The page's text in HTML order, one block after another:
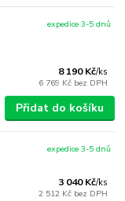
8 190 Kč/ks
6 769 Kč bez DPH
expedice 3-5 dnů
Přidat do košíku
3 040 Kč/ks
2 512 Kč bez DPH
expedice 3-5 dnů